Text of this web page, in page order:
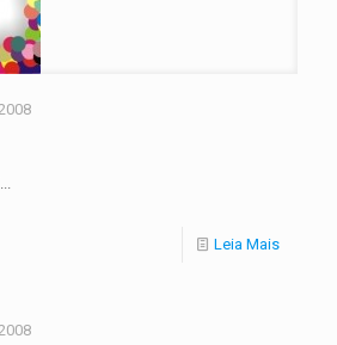
Leia Mais